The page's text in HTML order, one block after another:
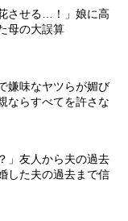
させる…！」娘に高
母の大誤算
嫌味なヤツらが媚び
ならすべてを許さな
」友人から夫の過去
した夫の過去まで信